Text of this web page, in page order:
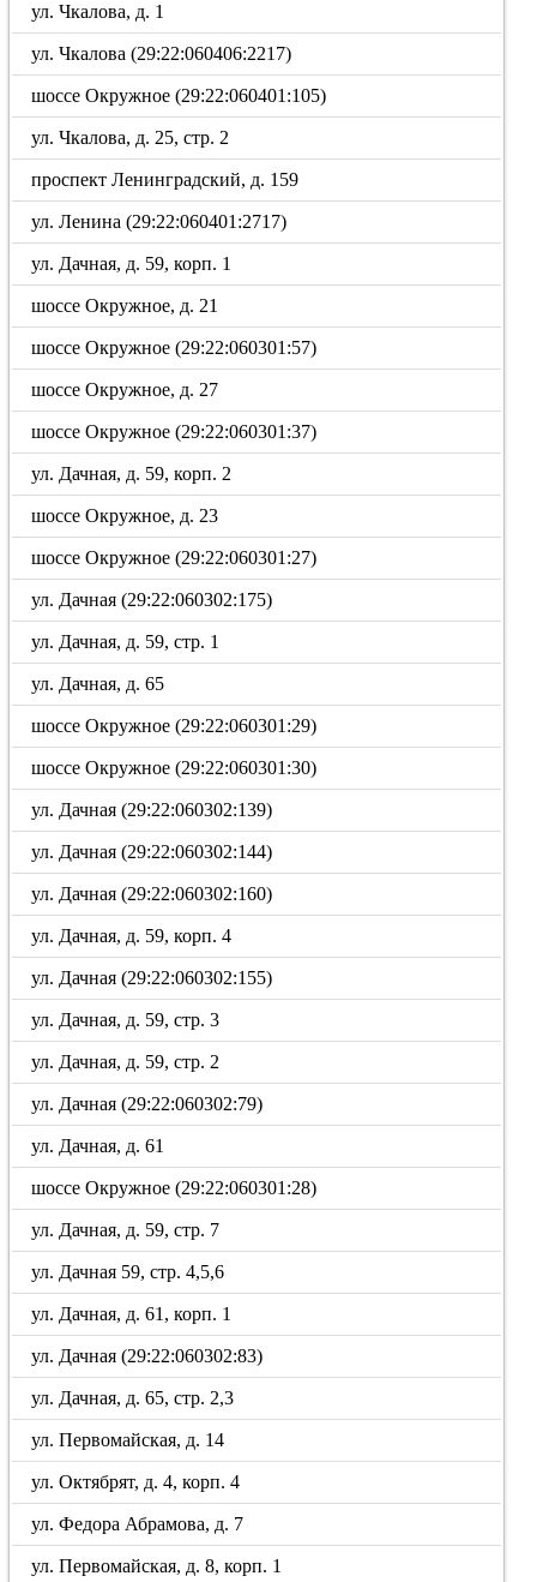
ул. Чкалова, д. 1
ул. Чкалова (29:22:060406:2217)
шоссе Окружное (29:22:060401:105)
ул. Чкалова, д. 25, стр. 2
проспект Ленинградский, д. 159
ул. Ленина (29:22:060401:2717)
ул. Дачная, д. 59, корп. 1
шоссе Окружное, д. 21
шоссе Окружное (29:22:060301:57)
шоссе Окружное, д. 27
шоссе Окружное (29:22:060301:37)
ул. Дачная, д. 59, корп. 2
шоссе Окружное, д. 23
шоссе Окружное (29:22:060301:27)
ул. Дачная (29:22:060302:175)
ул. Дачная, д. 59, стр. 1
ул. Дачная, д. 65
шоссе Окружное (29:22:060301:29)
шоссе Окружное (29:22:060301:30)
ул. Дачная (29:22:060302:139)
ул. Дачная (29:22:060302:144)
ул. Дачная (29:22:060302:160)
ул. Дачная, д. 59, корп. 4
ул. Дачная (29:22:060302:155)
ул. Дачная, д. 59, стр. 3
ул. Дачная, д. 59, стр. 2
ул. Дачная (29:22:060302:79)
ул. Дачная, д. 61
шоссе Окружное (29:22:060301:28)
ул. Дачная, д. 59, стр. 7
ул. Дачная 59, стр. 4,5,6
ул. Дачная, д. 61, корп. 1
ул. Дачная (29:22:060302:83)
ул. Дачная, д. 65, стр. 2,3
ул. Первомайская, д. 14
ул. Октябрят, д. 4, корп. 4
ул. Федора Абрамова, д. 7
ул. Первомайская, д. 8, корп. 1